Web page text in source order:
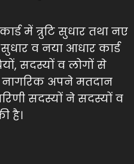
में त्रुटि सुधार तथा नए
व नया आधार कार्ड
सदस्यों व लोगों से
नागरिक अपने मतदान
सदस्यों ने सदस्यों व
है।